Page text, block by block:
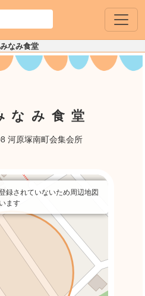
なみ食堂
なみ食堂
河原塚南町会集会所
録されていないため周辺地図
ます